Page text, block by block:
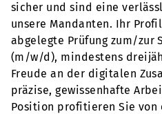
sicher und sind eine
unsere Mandanten. Ihr
abgelegte Prüfung zum/zur
(m/w/d), mindestens
Freude an der digitalen
präzise, gewissenhafte
Position profitieren Sie